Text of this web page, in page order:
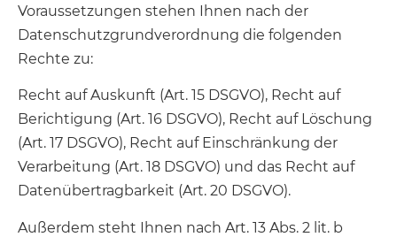
Voraussetzungen stehen Ihnen nach der
Datenschutzgrundverordnung die folgenden
Rechte zu:
Recht auf Auskunft (Art. 15 DSGVO), Recht auf
Berichtigung (Art. 16 DSGVO), Recht auf Löschung
(Art. 17 DSGVO), Recht auf Einschränkung der
Verarbeitung (Art. 18 DSGVO) und das Recht auf
Datenübertragbarkeit (Art. 20 DSGVO).
Außerdem steht Ihnen nach Art. 13 Abs. 2 lit. b